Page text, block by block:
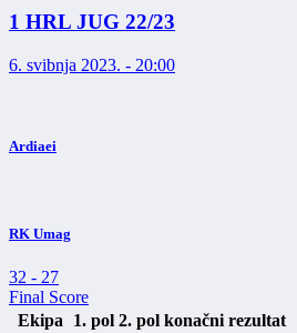
1 HRL JUG 22/23
6. svibnja 2023. - 20:00
Ardiaei
RK Umag
32 - 27
Final Score
Ekipa
1. pol 2. pol konačni rezultat